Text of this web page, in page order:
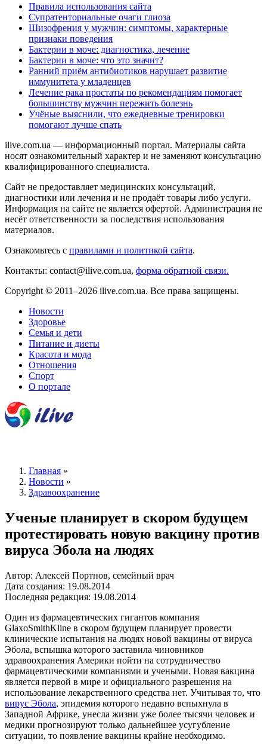
Правила использования сайта
Супратенториальные очаги глиоза
Шизофрения у мужчин: симптомы, характерные
признаки поведения
Бактерии в моче: диагностика, лечение
Бактерии в моче: что это значит?
Ранний приём антибиотиков нарушает развитие
иммунитета у младенцев
Лечение рака простаты по рекомендациям помогает
большинству мужчин пережить болезнь
Учёные выяснили, что ежедневные тренировки
помогают лучше спать
ilive.com.ua — информационный портал. Материалы сайта
носят ознакомительный характер и не заменяют консультацию
квалифицированного специалиста.
Сайт не предоставляет медицинских консультаций,
диагностики или лечения и не продаёт товары либо услуги.
Информация на сайте не является офертой. Администрация не
несёт ответственности за последствия использования
материалов.
Ознакомьтесь с правилами и политикой сайта.
Контакты: contact@ilive.com.ua, форма обратной связи.
Copyright © 2011–2026 ilive.com.ua. Все права защищены.
Новости
Здоровье
Семья и дети
Питание и диеты
Красота и мода
Отношения
Спорт
О портале
Главная »
Новости »
Здравоохранение
Ученые планирует в скором будущем
протестировать новую вакцину против
вируса Эбола на людях
Автор: Алексей Портнов, семейный врач
Дата создания: 19.08.2014
Последняя редакция: 19.08.2014
Один из фармацевтических гигантов компания
GlaxoSmithKline в скором будущем планирует провести
клинические испытания на людях новой вакцины от вируса
Эбола, вспышка которого заставила чиновников
здравоохранения Америки пойти на сотрудничество
фармацевтическими компаниями и учеными. Новая вакцина
является первой в мире и официального разрешения на
использование лекарственного средства нет. Учитывая то, что
вирус Эбола, эпидемия которого недавно вспыхнула в
Западной Африке, унесла жизни уже более тысячи человек и
медики прогнозируют только дальнейшее усугубление
ситуации, то появление вакцины крайне необходимо.